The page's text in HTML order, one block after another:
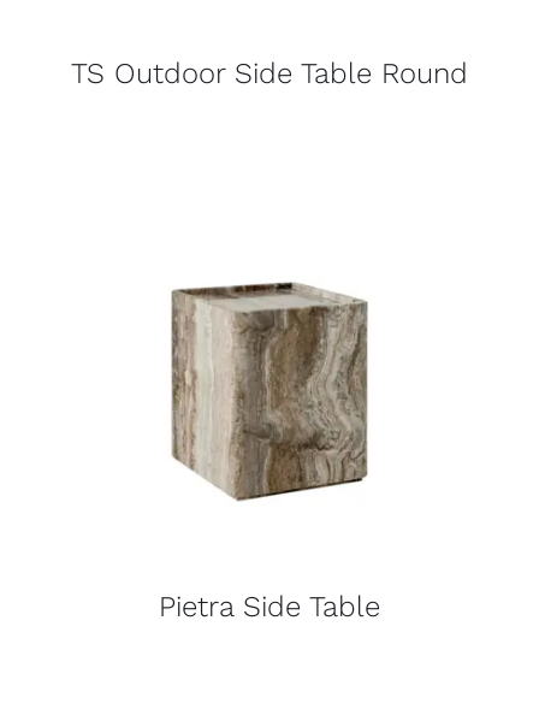
TS Outdoor Side Table Round
Pietra Side Table